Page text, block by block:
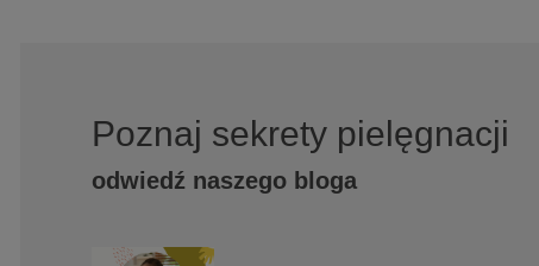
Poznaj sekrety pielęgnacji
odwiedź naszego bloga